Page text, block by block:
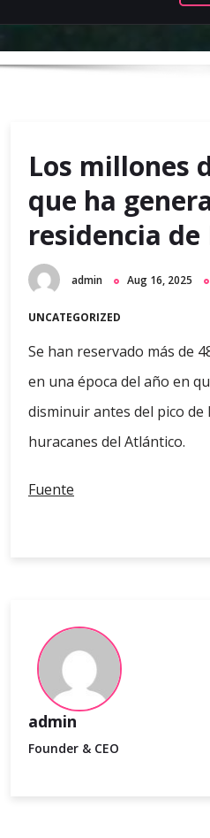
Los millones
que ha
residencia
admin Aug 16, 2025
UNCATEGORIZED
Se han reservado más de
en una época del año en
disminuir antes del pico de
huracanes del Atlántico.
Fuente
admin
Founder & CEO